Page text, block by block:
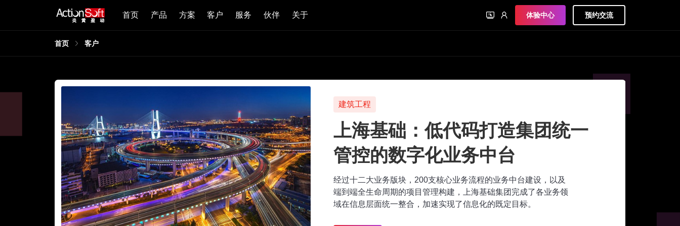
首页 产品 方案 客户 服务 伙伴 关于 体验中心 预约交流
首页 客户
建筑工程
上海基础：低代码打造集团统一
管控的数字化业务中台
经过十二大业务版块，200支核心业务流程的业务中台建设，以及
端到端全生命周期的项目管理构建，上海基础集团完成了各业务领
域在信息层面统一整合，加速实现了信息化的既定目标。